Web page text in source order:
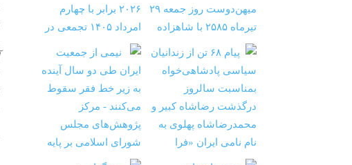
‏‏‏ ‏‏ ‏ نیمی از جمعیت ایران طی دو سال آینده به ز
‏‏‏ ‏‏ ‏ پوچ‌گرایی در سیاست حکومت اسلامی؛ «نه» به